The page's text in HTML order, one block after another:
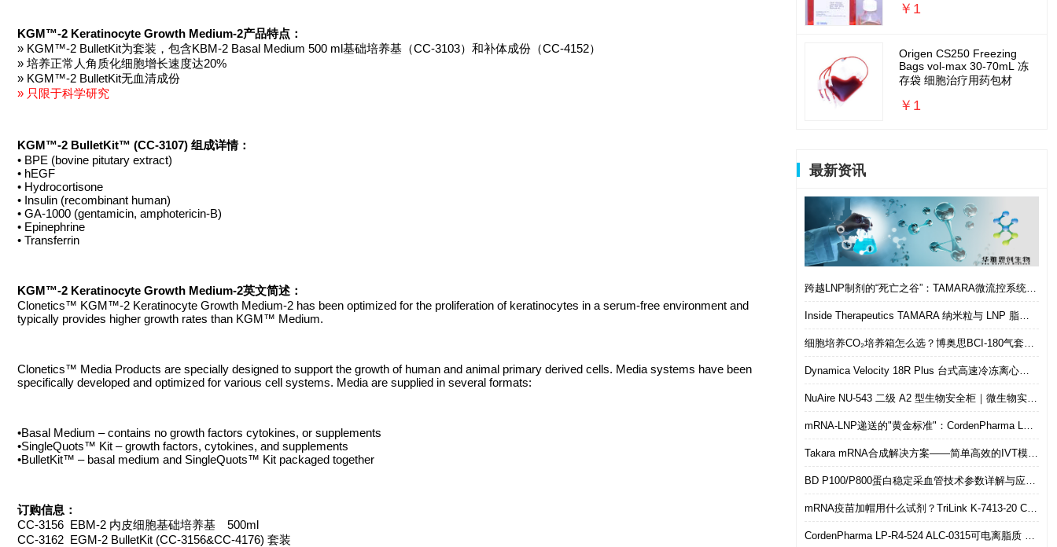
KGM™-2 Keratinocyte Growth Medium-2产品特点：
» KGM™-2 BulletKit为套装，包含KBM-2 Basal Medium 500 ml基础培养基（CC-3103）和补体成份（CC-4152）
» 培养正常人角质化细胞增长速度达20%
» KGM™-2 BulletKit无血清成份
» 只限于科学研究
KGM™-2 BulletKit™ (CC-3107) 组成详情：
• BPE (bovine pitutary extract)
• hEGF
• Hydrocortisone
• Insulin (recombinant human)
• GA-1000 (gentamicin, amphotericin-B)
• Epinephrine
• Transferrin
KGM™-2 Keratinocyte Growth Medium-2英文简述：
Clonetics™ KGM™-2 Keratinocyte Growth Medium-2 has been optimized for the proliferation of keratinocytes in a serum-free environment and
typically provides higher growth rates than KGM™ Medium.
Clonetics™ Media Products are specially designed to support the growth of human and animal primary derived cells. Media systems have been
specifically developed and optimized for various cell systems. Media are supplied in several formats:
•Basal Medium – contains no growth factors cytokines, or supplements
•SingleQuots™ Kit – growth factors, cytokines, and supplements
•BulletKit™ – basal medium and SingleQuots™ Kit packaged together
订购信息：
CC-3156 EBM-2 内皮细胞基础培养基 500ml
CC-3162 EGM-2 BulletKit (CC-3156&CC-4176) 套装
￥1
Origen CS250 Freezing
Bags vol-max 30-70mL 冻
存袋 细胞治疗用药包材
￥1
最新资讯
跨越LNP制剂的“死亡之谷”：TAMARA微流控系统如何实现从筛选到体内的无缝衔接
Inside Therapeutics TAMARA 纳米粒与 LNP 脂质纳米粒递送制剂系统 微流控 LNP 制备平台
细胞培养CO₂培养箱怎么选？博奥思BCI-180气套式培养箱 进口替代优选
Dynamica Velocity 18R Plus 台式高速冷冻离心机｜多样本通量生物分离优选设备
NuAire NU-543 二级 A2 型生物安全柜｜微生物实验室安全操作优选设备
mRNA-LNP递送的"黄金标准"：CordenPharma LP-R4-524（ALC-0315）可电离脂质技术解析
Takara mRNA合成解决方案——简单高效的IVT模板制备
BD P100/P800蛋白稳定采血管技术参数详解与应用选型指南
mRNA疫苗加帽用什么试剂？TriLink K-7413-20 CleanCap共转录加帽 华雅思创现货直发
CordenPharma LP-R4-524 ALC-0315可电离脂质 mRNA-LNP递送专用 华雅思创现货供应